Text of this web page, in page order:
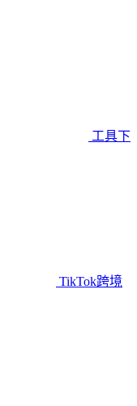
工具下
TikTok跨境